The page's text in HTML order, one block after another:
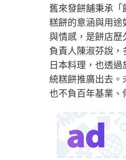
舊來發餅舖秉承
糕餅的意涵與用
與情感，是餅店
負責人陳淑芬說
日本料理，也透
統糕餅推廣出去。
也不負百年基業、